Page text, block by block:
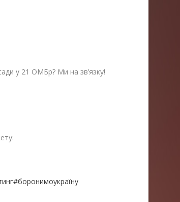
у 21 ОМБр? Ми на зв’язку!
#боронимоукраїну